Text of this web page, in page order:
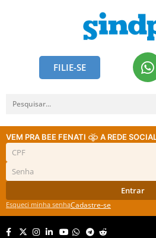
FILIE-SE
VEM PRA BEE FENATI A REDE
Entrar
Esqueci minha senhaCadastre-se